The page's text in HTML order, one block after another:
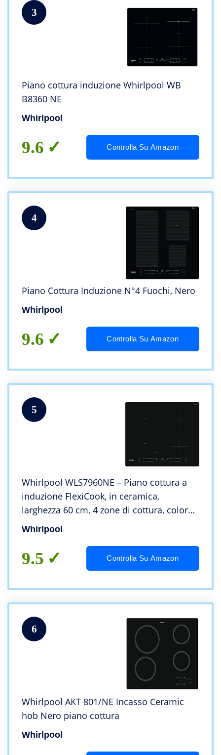
3
Piano cottura induzione Whirlpool WB
B8360 NE
Whirlpool
9.6 Controlla Su Amazon
4
Piano Cottura Induzione N°4 Fuochi, Nero
Whirlpool
9.6 Controlla Su Amazon
5
Whirlpool WLS7960NE – Piano cottura a
induzione FlexiCook, in ceramica,
larghezza 60 cm, 4 zone di cottura, colore:
Nero
Whirlpool
9.5 Controlla Su Amazon
6
Whirlpool AKT 801/NE Incasso Ceramic
hob Nero piano cottura
Whirlpool